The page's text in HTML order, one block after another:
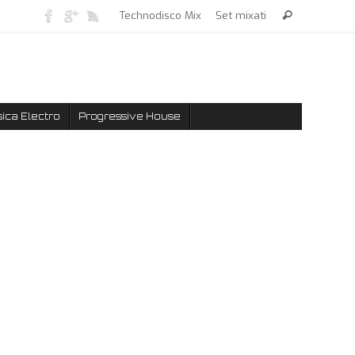
Technodisco Mix Set mixati
Electro Progressive House